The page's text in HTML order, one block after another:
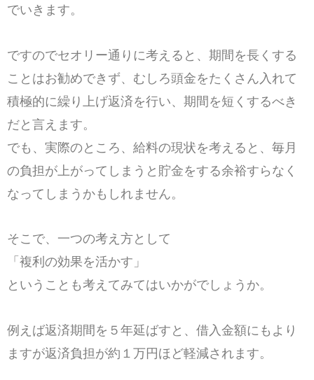
でいきます。
ですのでセオリー通りに考えると、期間を長くする
ことはお勧めできず、むしろ頭金をたくさん入れて
積極的に繰り上げ返済を行い、期間を短くするべき
だと言えます。
でも、実際のところ、給料の現状を考えると、毎月
の負担が上がってしまうと貯金をする余裕すらなく
なってしまうかもしれません。
そこで、一つの考え方として
「複利の効果を活かす」
ということも考えてみてはいかがでしょうか。
例えば返済期間を５年延ばすと、借入金額にもより
ますが返済負担が約１万円ほど軽減されます。